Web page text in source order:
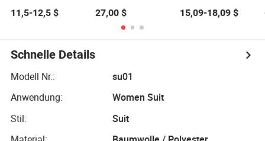
Sportbekleidung -
hohlem Rücken
und
11,5-12,5 $
Sport
Hochleistungsbequem
Passform
täglichen 2 PCS
27,00 $
Einzigartiges
15,09-18,09 $
Schnelle Details
Modell Nr.:
su01
Anwendung:
Women Suit
Stil:
Suit